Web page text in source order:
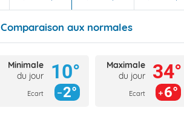
Comparaison aux normales
Minimale
du jour
Ecart
10°
2°
Maximale
du jour
Ecart
34°
6°